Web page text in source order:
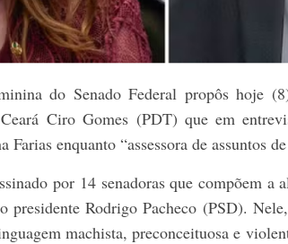
do Senado Federal propôs hoje
Ciro Gomes (PDT) que em
Farias enquanto “assessora de assuntos
por 14 senadoras que compõem a
presidente Rodrigo Pacheco (PSD).
machista, preconceituosa e